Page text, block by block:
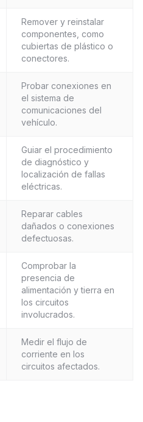
Remover y reinstalar
componentes, como
cubiertas de plástico o
conectores.
Probar conexiones en
el sistema de
comunicaciones del
vehículo.
Guiar el procedimiento
de diagnóstico y
localización de fallas
eléctricas.
Reparar cables
dañados o conexiones
defectuosas.
Comprobar la
presencia de
alimentación y tierra en
los circuitos
involucrados.
Medir el flujo de
corriente en los
circuitos afectados.